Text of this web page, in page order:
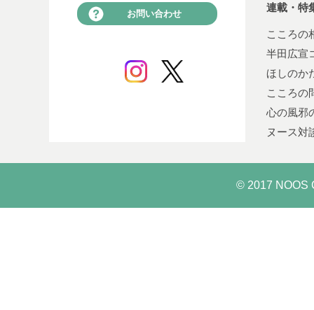
お問い合わせ
連載・特
こころの
半田広宣
ほしのか
こころの
心の風邪
ヌース対
© 2017 NOOS